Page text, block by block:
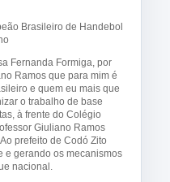
Brasileiro de Handebol
Fernanda Formiga, por
Ramos que para mim é
e quem eu mais que
o trabalho de base
à frente do Colégio
Giuliano Ramos
prefeito de Codó Zito
e gerando os mecanismos
nacional.